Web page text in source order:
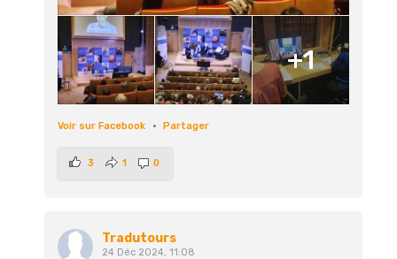
+1
Voir sur Facebook · Partager
3 1 0
Tradutours
24 Déc 2024, 11:08